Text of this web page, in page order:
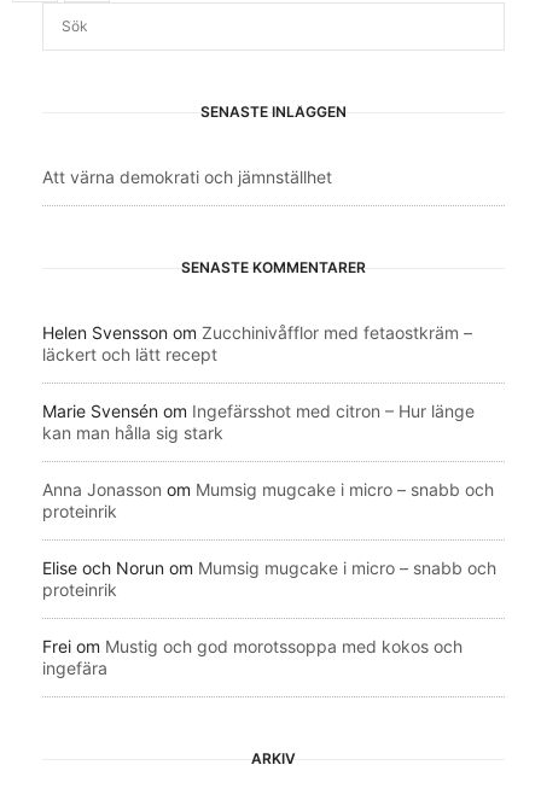
SENASTE INLÄGGEN
Att värna demokrati och jämnställhet
SENASTE KOMMENTARER
Helen Svensson om Zucchinivåfflor med fetaostkräm –
läckert och lätt recept
Marie Svensén om Ingefärsshot med citron – Hur länge
kan man hålla sig stark
Anna Jonasson om Mumsig mugcake i micro – snabb och
proteinrik
Elise och Norun om Mumsig mugcake i micro – snabb och
proteinrik
Frei om Mustig och god morotssoppa med kokos och
ingefära
ARKIV